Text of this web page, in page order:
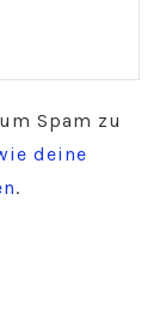
Spam zu
deine
.